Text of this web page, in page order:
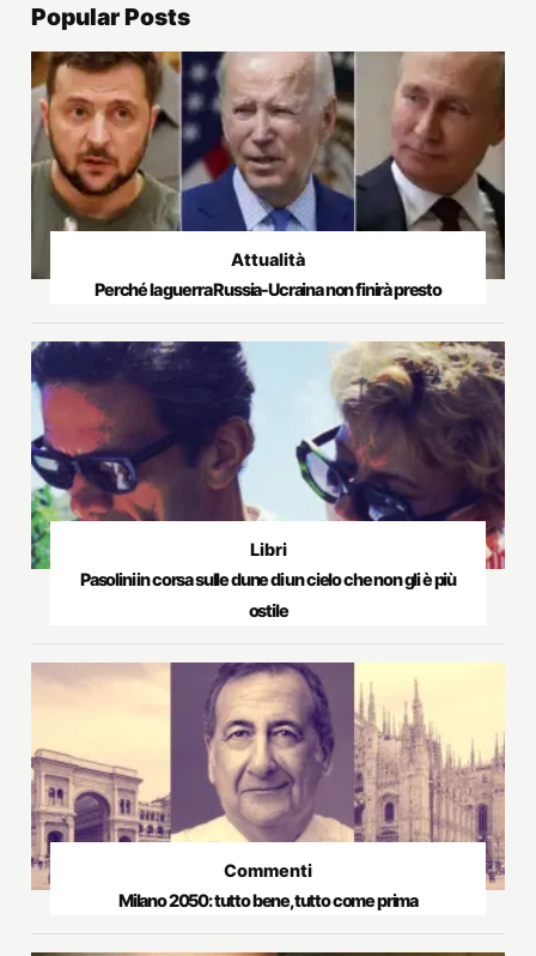
Popular Posts
Attualità
Perché la guerra Russia-Ucraina non finirà presto
Libri
Pasolini in corsa sulle dune di un cielo che non gli è più
ostile
Commenti
Milano 2050: tutto bene, tutto come prima